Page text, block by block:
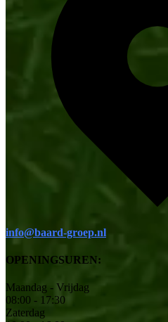
info@baard-groep.nl
OPENINGSUREN:
Maandag - Vrijdag
08:00 - 17:30
Zaterdag